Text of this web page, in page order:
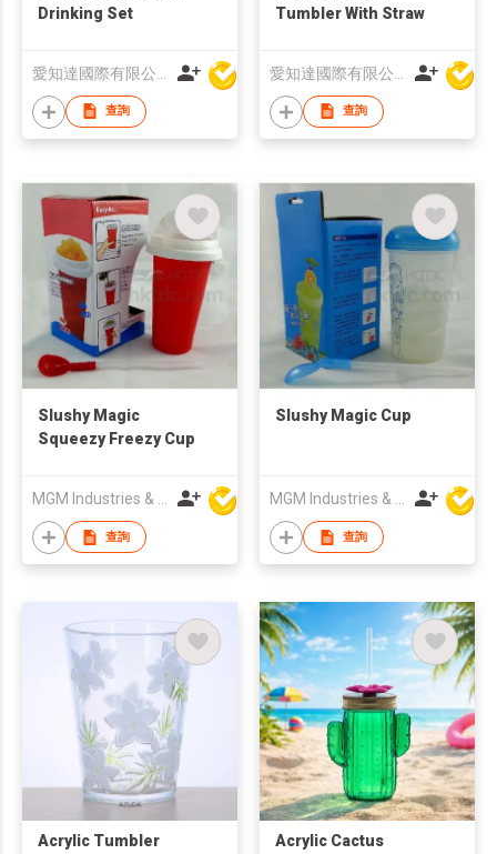
Drinking Set
查詢
Tumbler With Straw
查詢
Slushy Magic
Squeezy Freezy Cup
MGM Industries & Company
查詢
Slushy Magic Cup
MGM Industries & Company
查詢
Acrylic Tumbler
Acrylic Cactus